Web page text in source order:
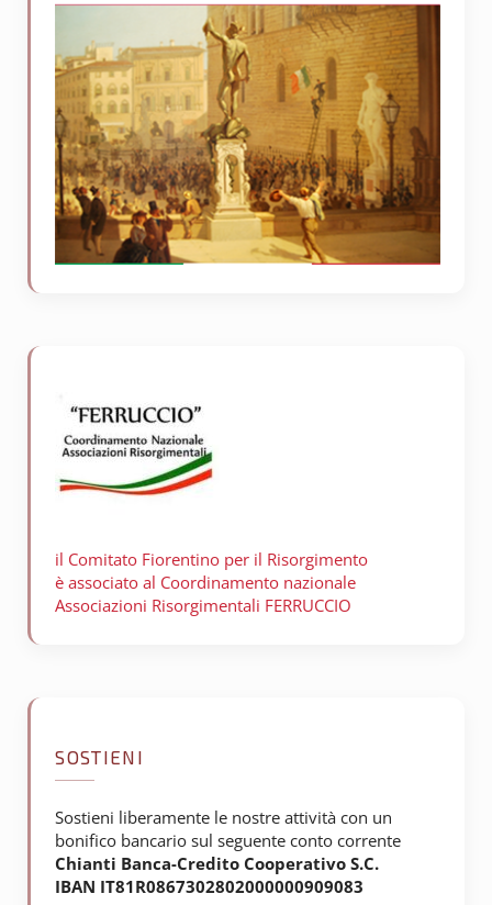
il Comitato Fiorentino per il Risorgimento
è associato al Coordinamento nazionale
Associazioni Risorgimentali FERRUCCIO
SOSTIENI
Sostieni liberamente le nostre attività con un
bonifico bancario sul seguente conto corrente
Chianti Banca-Credito Cooperativo S.C.
IBAN IT81R0867302802000000909083